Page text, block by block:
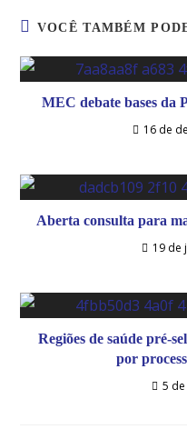
VOCÊ TAMBÉM
MEC debate bases da
16 de
Aberta consulta para
19 de
Regiões de saúde pré-
por
5